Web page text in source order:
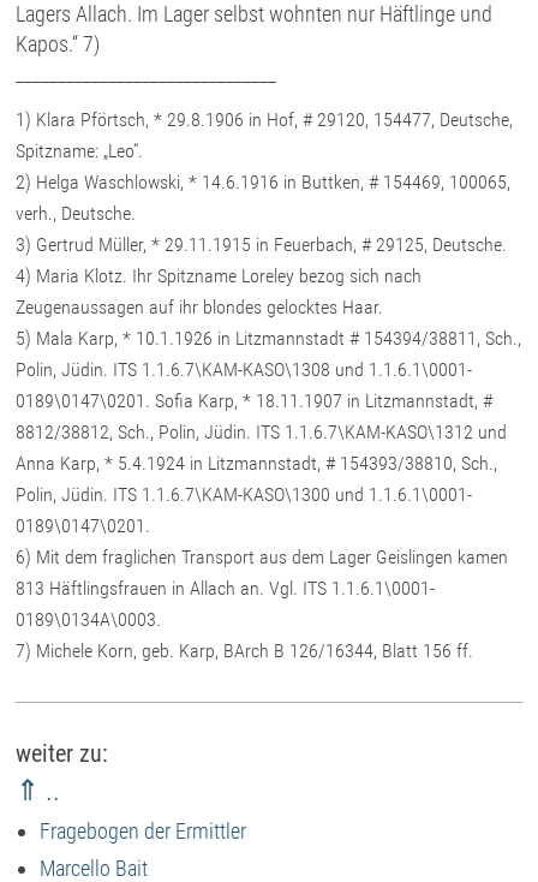
Lagers Allach. Im Lager selbst wohnten nur Häftlinge und
Kapos.“ 7)
1) Klara Pförtsch, * 29.8.1906 in Hof, # 29120, 154477, Deutsche,
Spitzname: „Leo“.
2) Helga Waschlowski, * 14.6.1916 in Buttken, # 154469, 100065,
verh., Deutsche.
3) Gertrud Müller, * 29.11.1915 in Feuerbach, # 29125, Deutsche.
4) Maria Klotz. Ihr Spitzname Loreley bezog sich nach
Zeugenaussagen auf ihr blondes gelocktes Haar.
5) Mala Karp, * 10.1.1926 in Litzmannstadt # 154394/38811, Sch.,
Polin, Jüdin. ITS 1.1.6.7\KAM-KASO\1308 und 1.1.6.1\0001-
0189\0147\0201. Sofia Karp, * 18.11.1907 in Litzmannstadt, #
8812/38812, Sch., Polin, Jüdin. ITS 1.1.6.7\KAM-KASO\1312 und
Anna Karp, * 5.4.1924 in Litzmannstadt, # 154393/38810, Sch.,
Polin, Jüdin. ITS 1.1.6.7\KAM-KASO\1300 und 1.1.6.1\0001-
0189\0147\0201.
6) Mit dem fraglichen Transport aus dem Lager Geislingen kamen
813 Häftlingsfrauen in Allach an. Vgl. ITS 1.1.6.1\0001-
0189\0134A\0003.
7) Michele Korn, geb. Karp, BArch B 126/16344, Blatt 156 ff.
weiter zu:
⇑ ..
Fragebogen der Ermittler
Marcello Bait